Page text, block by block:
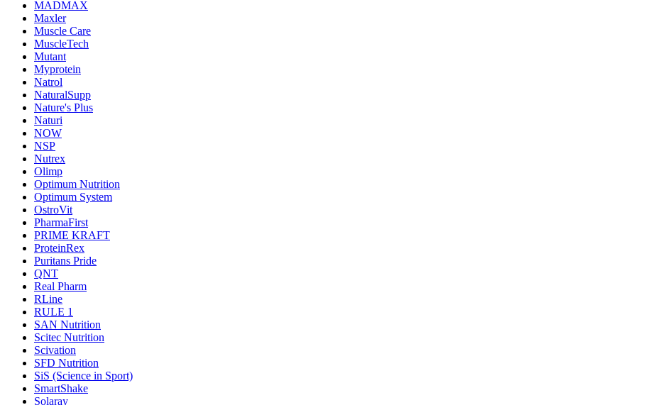
MADMAX
Maxler
Muscle Care
MuscleTech
Mutant
Myprotein
Natrol
NaturalSupp
Nature's Plus
Naturi
NOW
NSP
Nutrex
Olimp
Optimum Nutrition
Optimum System
OstroVit
PharmaFirst
PRIME KRAFT
ProteinRex
Puritans Pride
QNT
Real Pharm
RLine
RULE 1
SAN Nutrition
Scitec Nutrition
Scivation
SFD Nutrition
SiS (Science in Sport)
SmartShake
Solaray